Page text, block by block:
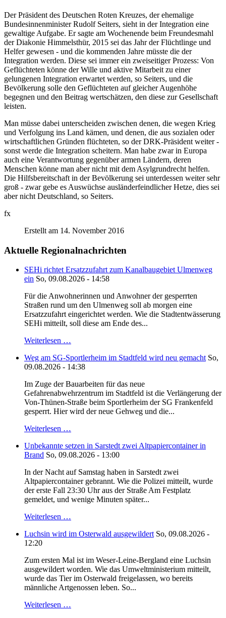
Der Präsident des Deutschen Roten Kreuzes, der ehemalige
Bundesinnenminister Rudolf Seiters, sieht in der Integration eine
gewaltige Aufgabe. Er sagte am Wochenende beim Freundesmahl
der Diakonie Himmelsthür, 2015 sei das Jahr der Flüchtlinge und
Helfer gewesen - und die kommenden Jahre müsste die der
Integration werden. Diese sei immer ein zweiseitiger Prozess: Von
Geflüchteten könne der Wille und aktive Mitarbeit zu einer
gelungenen Integration erwartet werden, so Seiters, und die
Bevölkerung solle den Geflüchteten auf gleicher Augenhöhe
begegnen und den Beitrag wertschätzen, den diese zur Gesellschaft
leisten.
Man müsse dabei unterscheiden zwischen denen, die wegen Krieg
und Verfolgung ins Land kämen, und denen, die aus sozialen oder
wirtschaftlichen Gründen flüchteten, so der DRK-Präsident weiter -
sonst werde die Integration scheitern. Man habe zwar in Europa
auch eine Verantwortung gegenüber armen Ländern, deren
Menschen könne man aber nicht mit dem Asylgrundrecht helfen.
Die Hilfsbereitschaft in der Bevölkerung sei unterdessen weiter sehr
groß - zwar gebe es Auswüchse ausländerfeindlicher Hetze, dies sei
aber nicht Deutschland, so Seiters.
fx
Erstellt am 14. November 2016
Aktuelle Regionalnachrichten
SEHi richtet Ersatzzufahrt zum Kanalbaugebiet Ulmenweg
ein So, 09.08.2026 - 14:58
Für die Anwohnerinnen und Anwohner der gesperrten
Straßen rund um den Ulmenweg soll ab morgen eine
Ersatzzufahrt eingerichtet werden. Wie die Stadtentwässerung
SEHi mitteilt, soll diese am Ende des...
Weiterlesen …
Weg am SG-Sportlerheim im Stadtfeld wird neu gemacht So,
09.08.2026 - 14:38
Im Zuge der Bauarbeiten für das neue
Gefahrenabwehrzentrum im Stadtfeld ist die Verlängerung der
Von-Thünen-Straße beim Sportlerheim der SG Frankenfeld
gesperrt. Hier wird der neue Gehweg und die...
Weiterlesen …
Unbekannte setzen in Sarstedt zwei Altpapiercontainer in
Brand So, 09.08.2026 - 13:00
In der Nacht auf Samstag haben in Sarstedt zwei
Altpapiercontainer gebrannt. Wie die Polizei mitteilt, wurde
der erste Fall 23:30 Uhr aus der Straße Am Festplatz
gemeldet, und wenige Minuten später...
Weiterlesen …
Luchsin wird im Osterwald ausgewildert So, 09.08.2026 -
12:20
Zum ersten Mal ist im Weser-Leine-Bergland eine Luchsin
ausgewildert worden. Wie das Umweltministerium mitteilt,
wurde das Tier im Osterwald freigelassen, wo bereits
männliche Artgenossen leben. So...
Weiterlesen …